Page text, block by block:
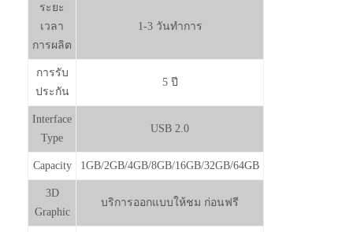
ระยะ
เวลา
การผลิต
1-3 วันทำการ
การรับ
ประกัน
5 ปี
Interface
Type
USB 2.0
Capacity 1GB/2GB/4GB/8GB/16GB/32GB/64GB
3D
Graphic
บริการออกแบบให้ชม ก่อนฟรี